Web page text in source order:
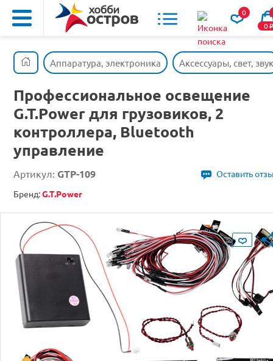
0
0o
Аппаратура, электроника Аксессуары, свет, звук
Профессиональное освещение
G.T.Power для грузовиков, 2
контроллера, Bluetooth
управление
Артикул: GTP-109
Оставить
Бренд:G.T.Power